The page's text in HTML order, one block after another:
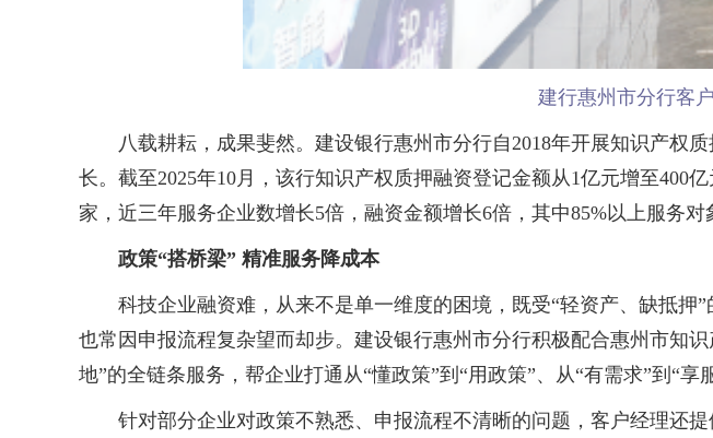
建行惠州市分行客
八载耕耘，成果斐然。建设银行惠州市分行自2018年开展知识产权
长。截至2025年10月，该行知识产权质押融资登记金额从1亿元增至400
家，近三年服务企业数增长5倍，融资金额增长6倍，其中85%以上服务
政策“搭桥梁” 精准服务降成本
科技企业融资难，从来不是单一维度的困境，既受“轻资产、缺抵押”
也常因申报流程复杂望而却步。建设银行惠州市分行积极配合惠州市知
地”的全链条服务，帮企业打通从“懂政策”到“用政策”、从“有需求”到“享
针对部分企业对政策不熟悉、申报流程不清晰的问题，客户经理还提